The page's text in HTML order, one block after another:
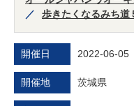
歩きたくなるみち道
開催日 2022-06-05
開催地 茨城県